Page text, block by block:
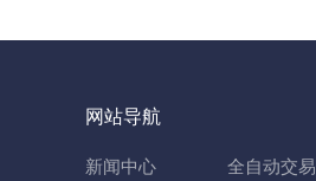
网站导航
新闻中心 全自动交易